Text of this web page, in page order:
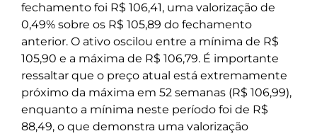
fechamento foi R$ 106,41, uma valorização de
0,49% sobre os R$ 105,89 do fechamento
anterior. O ativo oscilou entre a mínima de R$
105,90 e a máxima de R$ 106,79. É importante
ressaltar que o preço atual está extremamente
próximo da máxima em 52 semanas (R$ 106,99),
enquanto a mínima neste período foi de R$
88,49, o que demonstra uma valorização